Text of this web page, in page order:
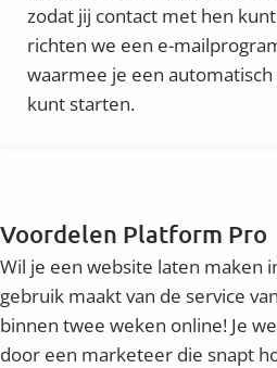
zodat jij contact met hen
richten we een e-
waarmee je een
kunt starten.
Voordelen Platform Pro
Wil je een website laten maken
gebruik maakt van de service
binnen twee weken online! Je
door een marketeer die snapt